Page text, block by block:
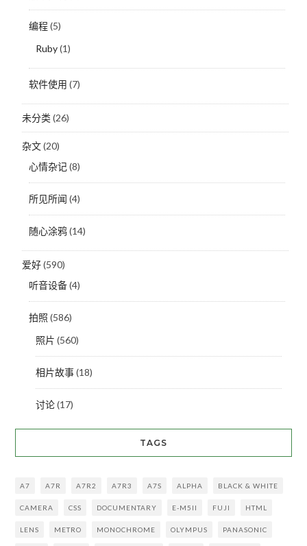
编程(5)
Ruby(1)
软件使用 (7)
未分类(26)
杂文(20)
心情杂记(8)
所见所闻 (4)
随心涂鸦(14)
爱好(590)
听音设备(4)
拍照 (586)
照片 (560)
相片故事(18)
讨论(17)
TAGS
A7 A7R A7R2 A7R3 A7S ALPHA BLACK & WHITE
CAMERA CSS DOCUMENTARY E-M5II FUJI HTML
LENS METRO MONOCHROME OLYMPUS PANASONIC